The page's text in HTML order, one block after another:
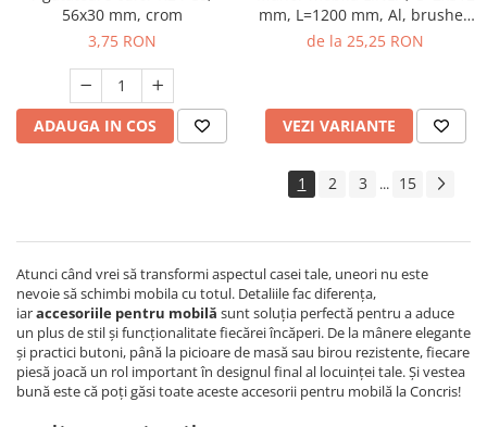
56x30 mm, crom
3,75 RON
ADAUGA IN COS
mm, L=1200 mm, Al, brushed
gold
de la 25,25 RON
VEZI VARIANTE
1 2 3 ... 15
Atunci când vrei să transformi aspectul casei tale, uneori nu este
nevoie să schimbi mobila cu totul. Detaliile fac diferența,
iaraccesoriile pentru mobilă sunt soluția perfectă pentru a aduce
un plus de stil și funcționalitate fiecărei încăperi. De la mânere elegante
și practici butoni, până la picioare de masă sau birou rezistente, fiecare
piesă joacă un rol important în designul final al locuinței tale. Și vestea
bună este că poți găsi toate aceste accesorii pentru mobilă la Concris!